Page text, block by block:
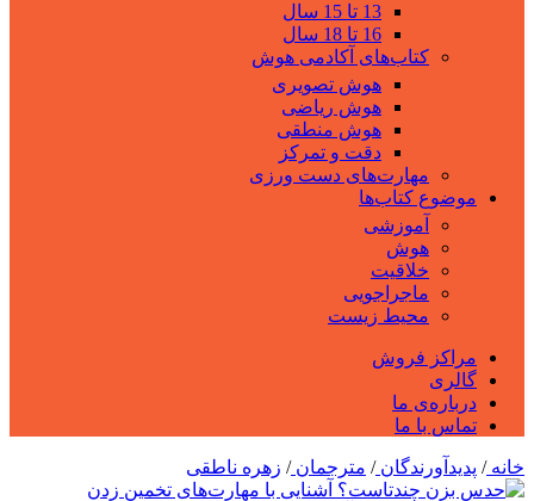
13 تا 15 سال
16 تا 18 سال
کتاب‌های آکادمی هوش
هوش تصویری
هوش ریاضی
هوش منطقی
دقت و تمرکز
مهارت‌های دست ورزی
موضوع کتاب‌ها
آموزشی
هوش
خلاقیت
ماجراجویی
محیط زیست
مراکز فروش
گالری
درباره‌ی ما
تماس با ما
خانه/ پدیدآورندگان/ مترجمان/ زهره ناطقی